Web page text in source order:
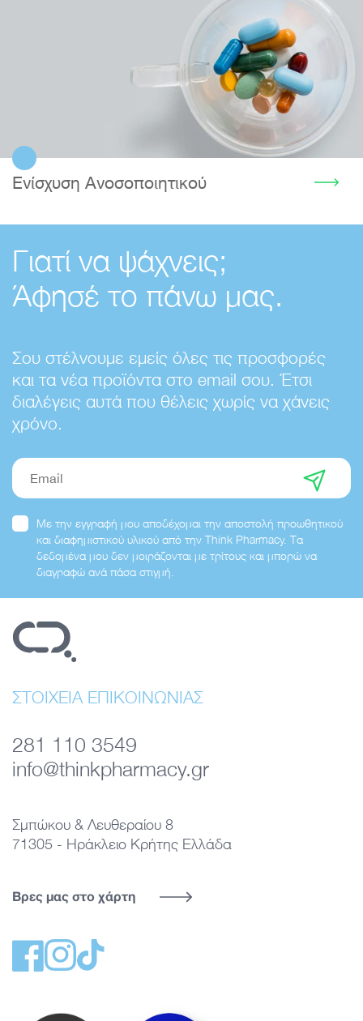
Ενίσχυση Ανοσοποιητικού
Γιατί να ψάχνεις;
Άφησέ το πάνω μας.
Σου στέλνουμε εμείς όλες τις προσφορές
και τα νέα προϊόντα στο email σου. Έτσι
διαλέγεις αυτά που θέλεις χωρίς να χάνεις
χρόνο.
Email
Με την εγγραφή μου αποδέχομαι την αποστολή προωθητικού
και διαφημιστικού υλικού από την Think Pharmacy. Τα
δεδομένα μου δεν μοιράζονται με τρίτους και μπορώ να
διαγραφώ ανά πάσα στιγμή.
ΣΤΟΙΧΕΙΑ ΕΠΙΚΟΙΝΩΝΙΑΣ
281 110 3549
info@thinkpharmacy.gr
Σμπώκου & Λευθεραίου 8
71305 - Ηράκλειο Κρήτης Ελλάδα
Βρες μας στο χάρτη
Σύνδεσμος στη σελίδα του Think Pharmacy στο Skroutz